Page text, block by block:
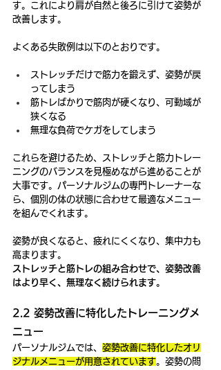
す。これにより肩が自然と後ろに引けて姿勢が
改善します。
よくある失敗例は以下のとおりです。
ストレッチだけで筋力を鍛えず、姿勢が戻
ってしまう
筋トレばかりで筋肉が硬くなり、可動域が
狭くなる
無理な負荷でケガをしてしまう
これらを避けるため、ストレッチと筋力トレー
ニングのバランスを見極めながら進めることが
大事です。パーソナルジムの専門トレーナーな
ら、個別の体の状態に合わせて最適なメニュー
を組んでくれます。
姿勢が良くなると、疲れにくくなり、集中力も
高まります。
ストレッチと筋トレの組み合わせで、姿勢改善
はより早く、無理なく続けられます。
2.2 姿勢改善に特化したトレーニングメ
ニュー
パーソナルジムでは、 姿勢改善に特化したオリ
ジナルメニューが用意されています。姿勢の問